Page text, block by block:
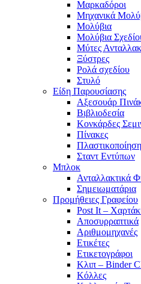
Μαρκαδόροι
Μηχανικά
Μολύβια
Μολύβια
Μύτες
Ξύστρες
Ρολά σχεδίου
Στυλό
Είδη Παρουσίασης
Αξεσουάρ
Βιβλιοδεσία
Κονκάρδες
Πίνακες
Πλαστικοποίηση
Σταντ Εντύπων
Μπλοκ
Ανταλλακτικά
Σημειωματάρια
Προμήθειες Γραφείου
Post It –
Αποσυρραπτικά
Αριθμομηχανές
Ετικέτες
Ετικετογράφοι
Κλιπ – Binder
Κόλλες